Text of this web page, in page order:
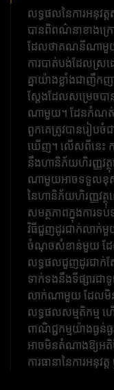
លទ្ធផល​នៃ​ការ​អនុវត្
បាន​ពិពណ៌នា​ខាងក្រ
ដែលថាគណនីណាមួយនឹ
ការបាត់បង់ដែលស្រ
គ្នាយ៉ាងខ្លាំងជាញឹក
ស្តែងដែលសម្រេចបា
ណាមួយ។ ដែនកំណត់មួ
ពួកគេត្រូវបានរៀប
ឃើញ។ លើសពីនេះ ក
នឹងហានិភ័យហិរញ្ញវត្
ណាមួយអាចទទួលខុស
នៃហានិភ័យហិរញ្ញវត្
សមត្ថភាពក្នុងការទ
វិធីជួញដូរជាក់លាក់មួ
ចំណុចសំខាន់មួយ ដែល
លទ្ធផលជួញដូរជាក់ស្ត
ទាក់ទងនឹងទីផ្សារជា
លាក់ណាមួយ ដែលមិនអ
លទ្ធផលសម្មតិកម្ម
ពាណិជ្ជកម្មយ៉ាងធ្ងន់
អាចមិនតំណាងឱ្យអ
ការធានានៃការអនុ